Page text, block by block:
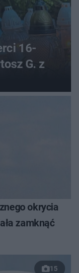
16-
G. z
okrycia
zamknąć
15